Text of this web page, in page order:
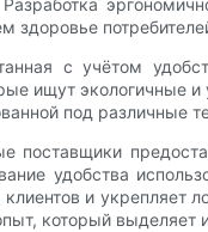
здоровье
с учётом
ищут
под различные
поставщики
удобства
клиентов и укрепляет
который